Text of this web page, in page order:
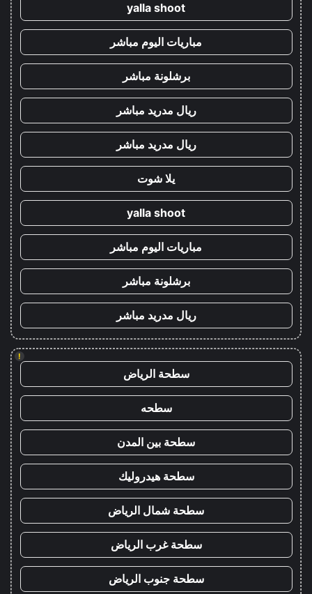
yalla shoot
مباريات اليوم مباشر
برشلونة مباشر
ريال مدريد مباشر
ريال مدريد مباشر
يلا شوت
yalla shoot
مباريات اليوم مباشر
برشلونة مباشر
ريال مدريد مباشر
!
سطحة الرياض
سطحه
سطحة بين المدن
سطحة هيدروليك
سطحة شمال الرياض
سطحة غرب الرياض
سطحة جنوب الرياض